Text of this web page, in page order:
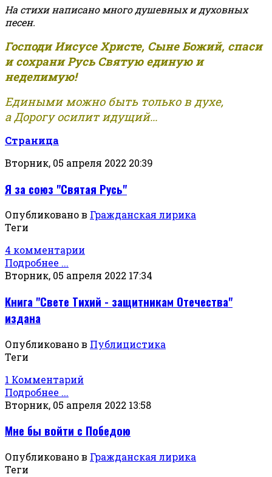
На стихи написано много душевных и духовных
песен.
Господи Иисусе Христе, Сыне Божий, спаси
и сохрани Русь Святую единую и
неделимую!
Едиными можно быть только в духе,
а Дорогу осилит идущий...
Страница
Вторник, 05 апреля 2022 20:39
Я за союз "Святая Русь"
Опубликовано в Гражданская лирика
Теги
4 комментарии
Подробнее ...
Вторник, 05 апреля 2022 17:34
Книга "Свете Тихий - защитникам Отечества"
издана
Опубликовано в Публицистика
Теги
1 Комментарий
Подробнее ...
Вторник, 05 апреля 2022 13:58
Мне бы войти с Победою
Опубликовано в Гражданская лирика
Теги